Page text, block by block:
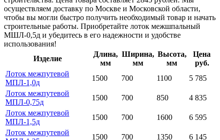
осуществляем доставку по Москве и Московской области,
чтобы вы могли быстро получить необходимый товар и начать
строительные работы. Приобретайте лоток межшпальный
МШЛ-0,5д и убедитесь в его надежности и удобстве
использования!
Изделие
Длина,
мм
Ширина,
мм
Высота,
мм
Цена
руб.
Лоток межпутевой
МПЛ-1,0д
1500 700 1100
5 785
Лоток межпутевой
МПЛ-0,75д
1500 700 850
4 835
Лоток межпутевой
МПЛ-1,5д
1500 700 1600
6 595
Лоток межпутевой
1500 700 1350 6 145